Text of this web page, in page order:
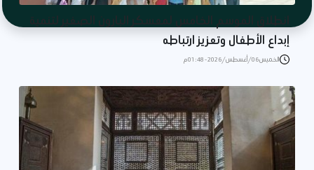
انطلاق الموسم الخامس لمعسكر البارون الصغير لتنمية
إبداع الأطفال وتعزيز ارتباطه
الخميس 06/أغسطس/2026 - 01:48 م